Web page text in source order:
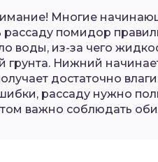
Многие
рассаду помидор
воды, из-за чего
грунта. Нижний
достаточно
рассаду нужно
важно соблюдать